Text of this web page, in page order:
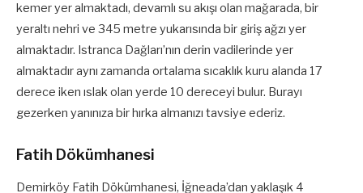
kemer yer almaktadı, devamlı su akışı olan mağarada, bir
yeraltı nehri ve 345 metre yukarısında bir giriş ağzı yer
almaktadır. Istranca Dağları’nın derin vadilerinde yer
almaktadır aynı zamanda ortalama sıcaklık kuru alanda 17
derece iken ıslak olan yerde 10 dereceyi bulur. Burayı
gezerken yanınıza bir hırka almanızı tavsiye ederiz.
Fatih Dökümhanesi
Demirköy Fatih Dökümhanesi, İğneada’dan yaklaşık 4